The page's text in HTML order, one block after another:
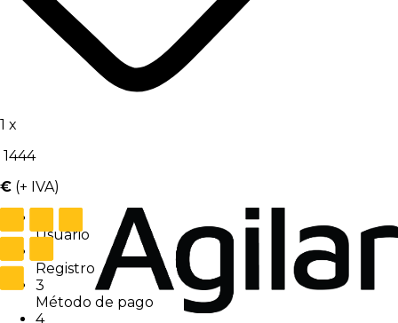
1 x
1444
€ (+ IVA)
Usuario
Registro
3
Método de pago
4